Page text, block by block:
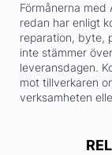
Förmånerna
redan har enligt
reparation, byte,
inte stämmer
leveransdagen.
mot tillverkaren
verksamheten